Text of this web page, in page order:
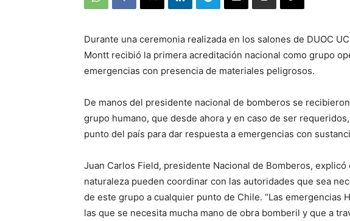
Durante una ceremonia realizada en los salones de DUOC
Montt recibió la primera acreditación nacional como grupo
emergencias con presencia de materiales peligrosos.
De manos del presidente nacional de bomberos se
grupo humano, que desde ahora y en caso de ser
punto del país para dar respuesta a emergencias con
Juan Carlos Field, presidente Nacional de Bomberos,
naturaleza pueden coordinar con las autoridades que sea
de este grupo a cualquier punto de Chile. “Las emergencias
las que se necesita mucha mano de obra bomberil y que a